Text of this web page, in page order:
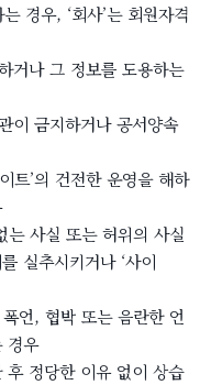
경우, ‘회사’는 회원자격
거나 그 정보를 도용하는
이 금지하거나 공서양속
트’의 건전한 운영을 해하
는 사실 또는 허위의 사실
실추시키거나 ‘사이
언, 협박 또는 음란한 언
경우
후 정당한 이유 없이 상습